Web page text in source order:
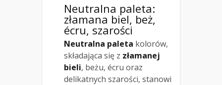
Neutralna paleta:
złamana biel, beż,
écru, szarości
Neutralna paleta kolorów,
składająca się z złamanej
bieli, beżu, écru oraz
delikatnych szarości, stanowi